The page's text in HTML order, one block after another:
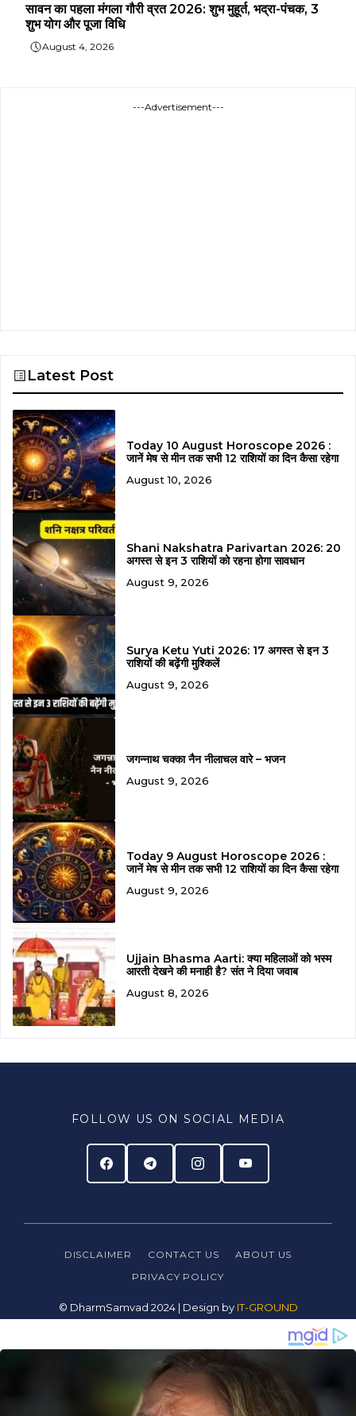
सावन का पहला मंगला गौरी व्रत 2026: शुभ मुहूर्त, भद्रा-पंचक, 3
शुभ योग और पूजा विधि
August 4, 2026
---Advertisement---
Latest Post
Today 10 August Horoscope 2026 :
जानें मेष से मीन तक सभी 12 राशियों का दिन कैसा रहेगा
August 10, 2026
Shani Nakshatra Parivartan 2026: 20
अगस्त से इन 3 राशियों को रहना होगा सावधान
August 9, 2026
Surya Ketu Yuti 2026: 17 अगस्त से इन 3
राशियों की बढ़ेंगी मुश्किलें
August 9, 2026
जगन्नाथ चक्का नैन नीलाचल वारे – भजन
August 9, 2026
Today 9 August Horoscope 2026 :
जानें मेष से मीन तक सभी 12 राशियों का दिन कैसा रहेगा
August 9, 2026
Ujjain Bhasma Aarti: क्या महिलाओं को भस्म
आरती देखने की मनाही है? संत ने दिया जवाब
August 8, 2026
FOLLOW US ON SOCIAL MEDIA
DISCLAIMER CONTACT US
ABOUT US
PRIVACY POLICY
© DharmSamvad 2024 | Design byIT-GROUND